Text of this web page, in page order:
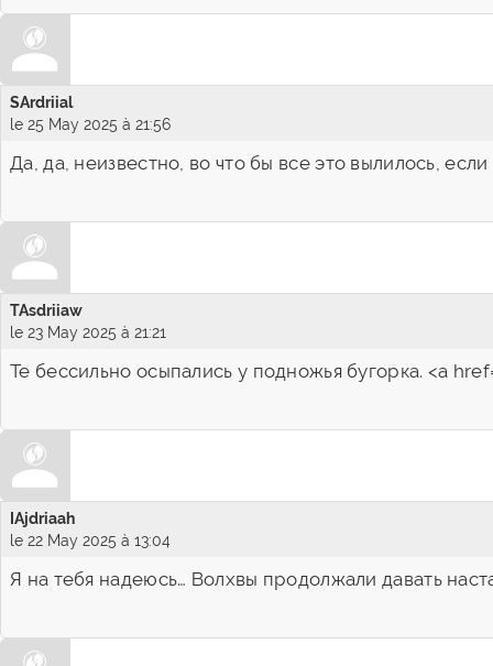
SArdriial
le 25 May 2025 à 21:56
Да, да, неизвестно, во что бы все это вылилось,
TAsdriiaw
le 23 May 2025 à 21:21
Те бессильно осыпались у подножья бугорка. <a
IAjdriaah
le 22 May 2025 à 13:04
Я на тебя надеюсь… Волхвы продолжали давать